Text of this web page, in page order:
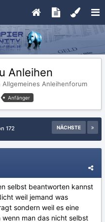
Anleihen
Allgemeines Anleihenforum
Anfänger
NÄCHSTE
172
selbst beantworten kannst
weil jemand was
sondern weil es eine
man das nicht selbst